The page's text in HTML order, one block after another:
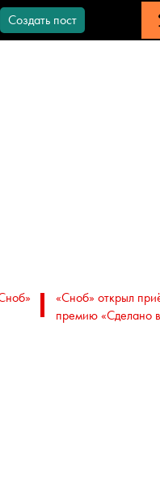
Создать пост
«Сноб» открыл
премию «Сделано